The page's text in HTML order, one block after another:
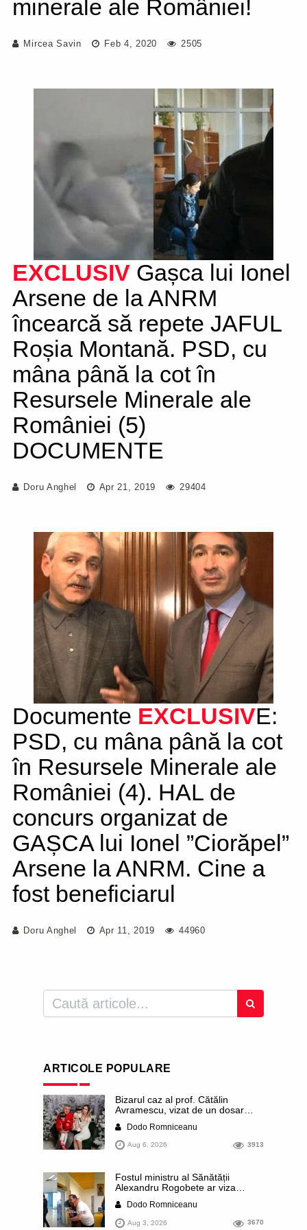
minerale ale României!
Mircea Savin Feb 4, 2020 2505
EXCLUSIV Gașca lui Ionel
Arsene de la ANRM
încearcă să repete JAFUL
Roșia Montană. PSD, cu
mâna până la cot în
Resursele Minerale ale
României (5)
DOCUMENTE
Doru Anghel Apr 21, 2019 29404
Documente EXCLUSIVE:
PSD, cu mâna până la cot
în Resursele Minerale ale
României (4). HAL de
concurs organizat de
GAȘCA lui Ionel ”Ciorăpel”
Arsene la ANRM. Cine a
fost beneficiarul
Doru Anghel Apr 11, 2019 44960
ARTICOLE POPULARE
Bizarul caz al prof. Cătălin
Avramescu, vizat de un dosar
infantilă”. Miroase a execuție
stalinistă. Cea mai imundă parte a
presei publică inclusiv documente
dezvăluite date ultra-personale
ale profesorului, inclusiv
diagnostice și tratamente
Dodo Romniceanu
Aug 6, 2026 3913
Fostul ministru al Sănătății
Alexandru Rogobete ar viza
funcția lui Dominic Fritz de primar
al orașului Timișoara. Pesedistul
publică imagini demne de Coreea
Dodo Romniceanu
Aug 3, 2026 3670